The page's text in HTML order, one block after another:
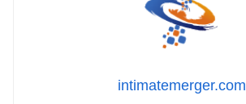
intimatemerger.com